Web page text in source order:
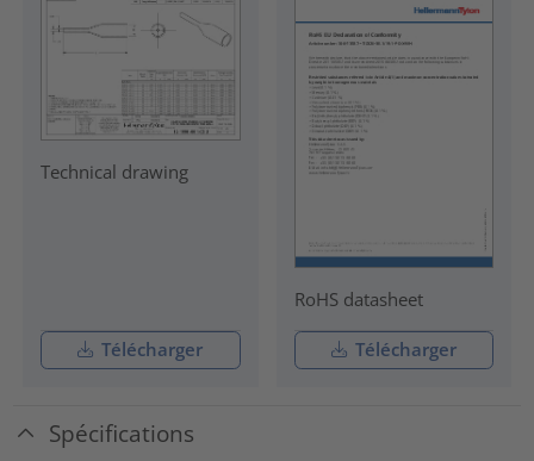
Technical drawing
Télécharger
RoHS datasheet
Télécharger
Spécifications